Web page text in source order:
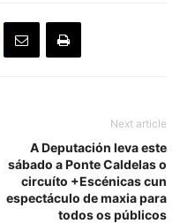
Next article
A Deputación leva este
sábado a Ponte Caldelas o
circuíto +Escénicas cun
espectáculo de maxia para
todos os públicos